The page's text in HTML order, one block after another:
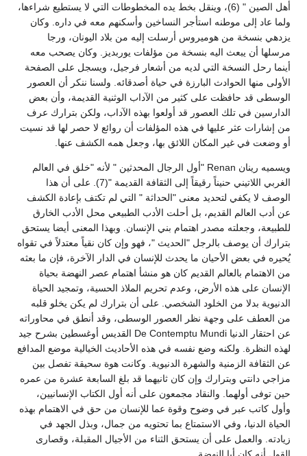
أهل الصين " (6)، وينقل بخط يده المخطوطات التي لا يستطيع شراءها،
ولما عاد إلى موطنه استأجر النساخين وأسكنهم معه في داره. وكان
يزدهي بنسخة من هوميروس أرسلت إليه من بلاد اليونان، ورجا
مرسلها أن يبعث اليه بنسخة من مؤلفات يوربديز. وكان يصحب معه
أينما رحل النسخة التي لديه من أشعار فرجيل، ويسجل على الصفحة
الأولى منها الحوادث البارزة في حياة أصدقائه. ولسنا ننكر أن العصور
الوسطى قد حافظت على كثير من الآداب الوثنية القديمة، وأن بعض
الدارسين في تلك العصور قد أولعوا بهذه الآداب، ولكن بترارك عرف
من إشارات عثر عليها في هذه المؤلفات أن روائع لا حصر لها قد نسيت
أو وضعت في غير المكان اللائق بها، وجعل همه الكشف عنها.
ويسميه رينان Renan "أول الرجال المحدثين " لأنه "خلق في العالم
الغربي اللاتيني حنيناً رقيقاً إلى الثقافة القديمة "(7). على أن هذا
الوصف لا يكفي لتحديد معنى "الحداثة " التي لم تكتف بإعادة الكشف
عن أدب العالم القديم، بل أحلت الأدب الطبيعي محل الأدب الخارق
للطبيعة، وجعلته مصدر اهتمام بني الإنسان. وبهذا المعنى أيضا يستحق
بترارك أن يوصف بالرجل "الحديث "، فهو وإن كان نقياً معتدلاً في تقواه
يُحيره في بعض الأحيان ما يحدث للإنسان في الدار الآخرة، فإن ما بعثه
من الاهتمام بالعالم القديم كان هو منشأ اهتمام عصر النهضة بحياة
الإنسان على هذه الأرض، وعدم تحريم الملاذ الحسية، وتمجيد الحياة
الدنيوية بدلا من الخلود الشخصي. على أن بترارك لم يكن يخلو قلبه
من العطف على وجهة نظر العصور الوسطى، وقد أنطق في محاوراته
عن احتقار الدنيا De Contemptu Mundi القديس أوغسطين بشرح جيد
لهذه النظرة. ولكنه وضع نفسه في هذه الأحاديث الخيالية موضع المدافع
عن الثقافة الزمنية والشهرة الدنيوية. وكانت هوة سحيقة تفصل بين
مزاجي دانتي وبترارك وإن كان ثانيهما قد بلغ السابعة عشرة من عمره
حين توفى أولهما. والنقاد مجمعون على أنه أول الكتاب الإنسانيين،
وأول كاتب عبر في وضوح وقوة عما للإنسان من حق في الاهتمام بهذه
الحياة الدنيا، وفي الاستمتاع بما تحتويه من جمال، وبذل الجهد في
زيادته. والعمل على أن يستحق الثناء من الأجيال المقبلة، وقصارى
القول أنه كان أبا النهضة.